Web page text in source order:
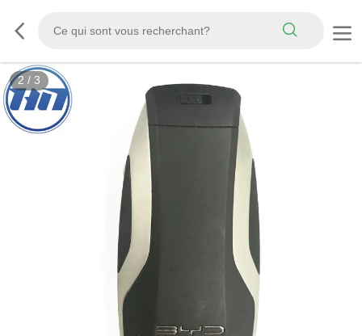
2 / 3